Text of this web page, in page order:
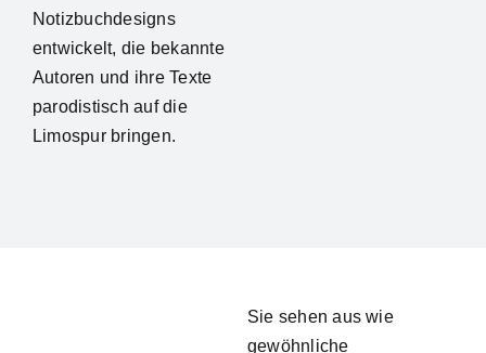
Notizbuchdesigns
entwickelt, die bekannte
Autoren und ihre Texte
parodistisch auf die
Limospur bringen.
Sie sehen aus wie
gewöhnliche